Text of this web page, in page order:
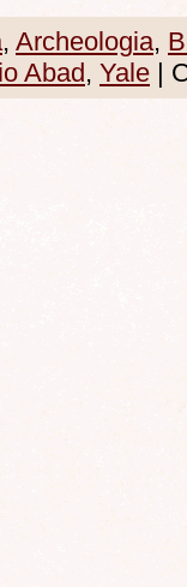
, Archeologia,
Abad , Yale